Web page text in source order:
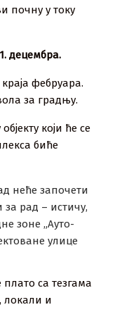
почну у току
децембра.
фебруара.
за градњу.
који ће се
биће
неће започети
рад – истичу,
зоне „Ауто-
улице
са тезгама
локали и